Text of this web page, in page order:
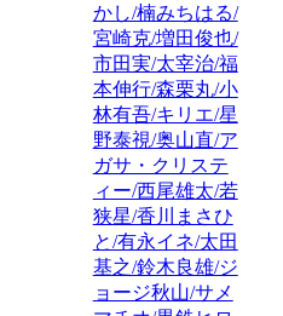
かし/楠みちはる/
宮崎克/増田俊也/
市田実/太宰治/福
本伸行/森栗丸/小
林有吾/キリエ/星
野泰視/奥山直/ア
ガサ・クリステ
ィー/西尾雄太/若
狭星/香川まさひ
と/有永イネ/太田
基之/鈴木良雄/ジ
ョージ秋山/サメ